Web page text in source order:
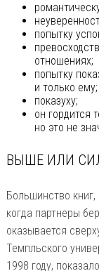
попытку
отношениях;
попытку
и только ему;
показуху;
он гордится
но это не
ВЫШЕ ИЛИ
Большинство
когда партнеры
оказывается
Темпльского
1998 году,